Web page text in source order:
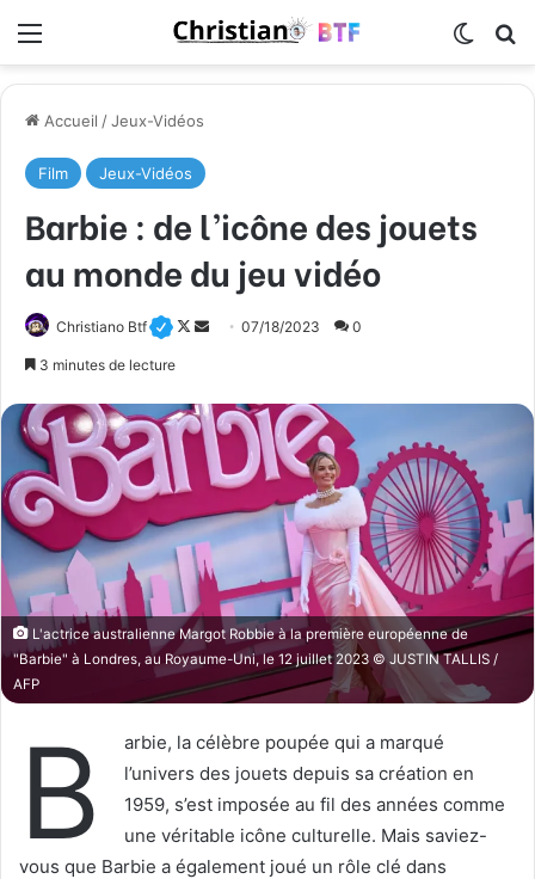
Accueil /Jeux-Vidéos
Film Jeux-Vidéos
Barbie : de l’icône des jouets
au monde du jeu vidéo
Christiano Btf
F
l
o
w
n
X
o
y
e
u
n
c
o
u
r
l
07/18/2023 0
3 minutes de lecture
L'actrice australienne Margot Robbie à la première européenne de
"Barbie" à Londres, au Royaume-Uni, le 12 juillet 2023 © JUSTIN TALLIS /
AFP
B
arbie, la célèbre poupée qui a marqué
l’univers des jouets depuis sa création en
1959, s’est imposée au fil des années comme
une véritable icône culturelle. Mais saviez-
vous que Barbie a également joué un rôle clé dans